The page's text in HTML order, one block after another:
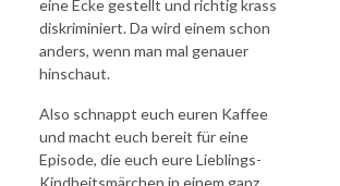
eine Ecke gestellt und richtig krass
diskriminiert. Da wird einem schon
anders, wenn man mal genauer
hinschaut.
Also schnappt euch euren Kaffee
und macht euch bereit für eine
Episode, die euch eure Lieblings-
Kindheitsmärchen in einem ganz